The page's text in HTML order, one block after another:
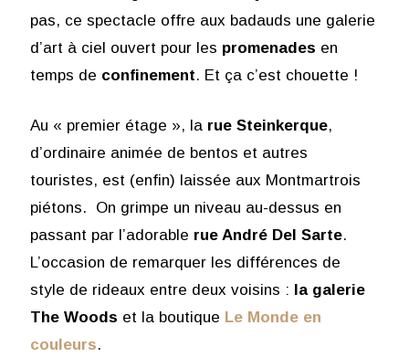
pas, ce spectacle offre aux badauds une galerie
d’art à ciel ouvert pour les promenades en
temps de confinement. Et ça c’est chouette !
Au « premier étage », la rue Steinkerque,
d’ordinaire animée de bentos et autres
touristes, est (enfin) laissée aux Montmartrois
piétons. On grimpe un niveau au-dessus en
passant par l’adorable rue André Del Sarte.
L’occasion de remarquer les différences de
style de rideaux entre deux voisins :
la galerie
The Woods et la boutique Le Monde en
couleurs.